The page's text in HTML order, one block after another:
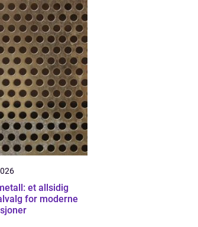
et allsidig
for moderne